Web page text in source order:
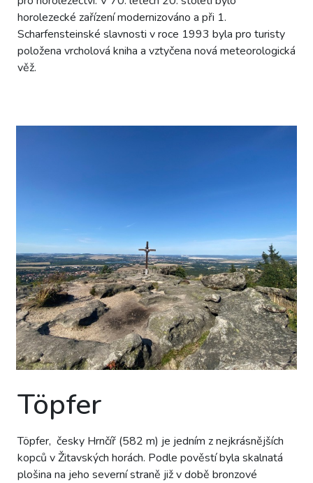
horolezecké zařízení modernizováno a při 1.
Scharfensteinské slavnosti v roce 1993 byla pro turisty
položena vrcholová kniha a vztyčena nová meteorologická
věž.
Töpfer
Töpfer, česky Hrnčíř (582 m) je jedním z nejkrásnějších
kopců v Žitavských horách. Podle pověstí byla skalnatá
plošina na jeho severní straně již v době bronzové